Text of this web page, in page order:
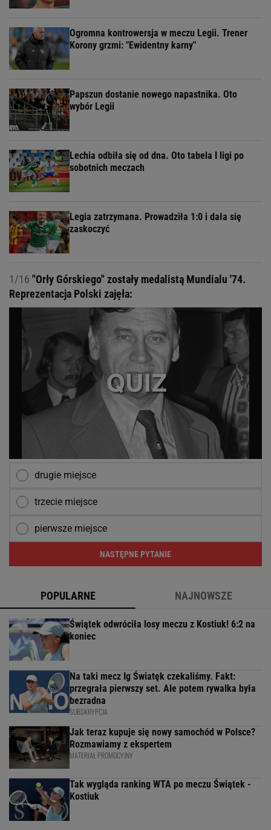
Ogromna kontrowersja w meczu Legii. Trener
Korony grzmi: "Ewidentny karny"
Papszun dostanie nowego napastnika. Oto
wybór Legii
Lechia odbiła się od dna. Oto tabela I ligi po
sobotnich meczach
Legia zatrzymana. Prowadziła 1:0 i dała się
zaskoczyć
1/16 "Orły Górskiego" zostały medalistą Mundialu '74.
Reprezentacja Polski zajęła:
drugie miejsce
trzecie miejsce
pierwsze miejsce
NASTĘPNE PYTANIE
POPULARNE NAJNOWSZE
Świątek odwróciła losy meczu z Kostiuk! 6:2 na
koniec
Na taki mecz Ig Światęk czekaliśmy. Fakt:
przegrała pierwszy set. Ale potem rywalka była
bezradna
SUBSKRYPCJA
Jak teraz kupuje się nowy samochód w Polsce?
Rozmawiamy z ekspertem
MATERIAŁ PROMOCYJNY
Tak wygląda ranking WTA po meczu Świątek -
Kostiuk